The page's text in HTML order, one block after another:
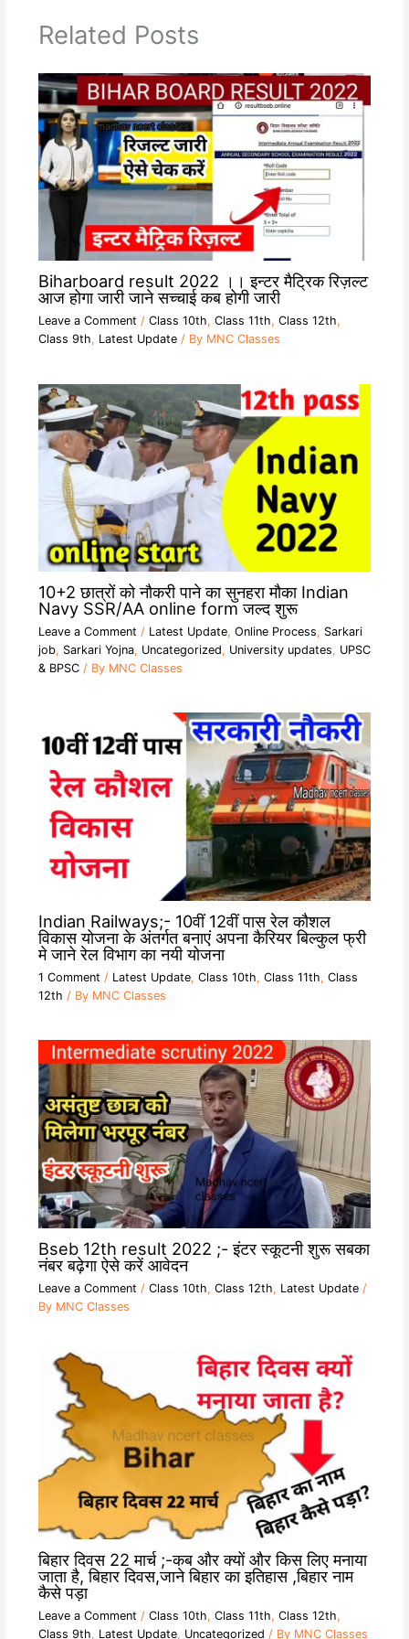
Related Posts
Biharboard result 2022 ।। इन्टर मैट्रिक रिज़ल्ट
आज होगा जारी जाने सच्चाई कब होगी जारी
Leave a Comment / Class 10th, Class 11th, Class 12th,
Class 9th, Latest Update/ By MNC Classes
10+2 छात्रों को नौकरी पाने का सुनहरा मौका Indian
Navy SSR/AA online form जल्द शुरू
Leave a Comment / Latest Update, Online Process, Sarkari
job, Sarkari Yojna, Uncategorized, University updates, UPSC
& BPSC/ By MNC Classes
Indian Railways;- 10वीं 12वीं पास रेल कौशल
विकास योजना के अंतर्गत बनाएं अपना कैरियर बिल्कुल फ्री
मे जाने रेल विभाग का नयी योजना
1 Comment / Latest Update, Class 10th, Class 11th, Class
12th / By MNC Classes
Bseb 12th result 2022 ;- इंटर स्कूटनी शुरू सबका
नंबर बढ़ेगा ऐसे करें आवेदन
Leave a Comment / Class 10th, Class 12th, Latest Update/
By MNC Classes
बिहार दिवस 22 मार्च ;-कब और क्यों और किस लिए मनाया
जाता है, बिहार दिवस,जाने बिहार का इतिहास ,बिहार नाम
कैसे पड़ा
Leave a Comment / Class 10th, Class 11th, Class 12th,
Class 9th, Latest Update, Uncategorized / By MNC Classes